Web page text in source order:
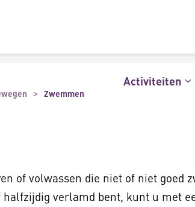
Activiteiten
Zwemmen
of volwassen die niet of niet goed
verlamd bent, kunt u met